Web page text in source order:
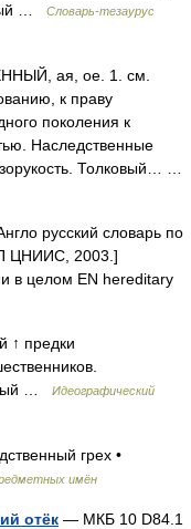
…
Словарь-тезаурус
ая, ое. 1. см.
к праву
поколения к
Наследственные
Толковый… …
русский словарь по
ЦНИИС, 2003.]
в целом EN hereditary
↑ предки
…
Идеографический
грех •
имён
отёк — МКБ 10 D84.1